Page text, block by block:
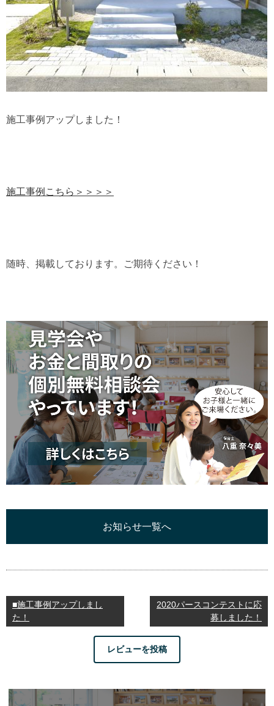
施工事例アップしました！
施工事例こちら＞＞＞＞
随時、掲載しております。ご期待ください！
お知らせ一覧へ
■施工事例アップしまし
た！
2020パースコンテストに応
募しました！
レビューを投稿